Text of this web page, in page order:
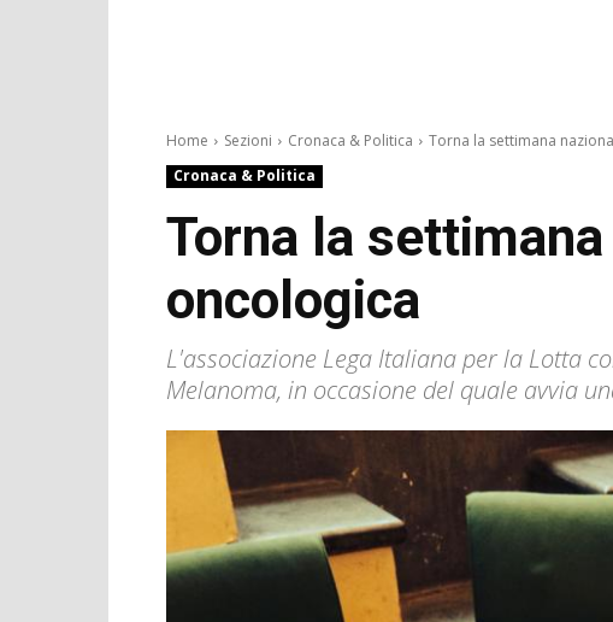
Home Sezioni Cronaca & Politica
Torna la settimana
Cronaca & Politica
Torna la
oncologica
L'associazione Lega Italiana per la Lotta
Melanoma, in occasione del quale avvia